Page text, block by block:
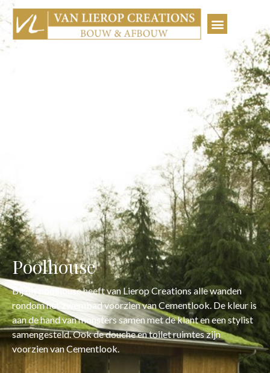
Poolhouse
Bij dit poolhouse heeft van Lierop Creations alle wanden
rondom het zwembad voorzien van Cementlook. De kleur is
aan de hand van monsters samen met de klant en een stylist
samengesteld. Ook de douche en toilet ruimtes zijn
voorzien van Cementlook.